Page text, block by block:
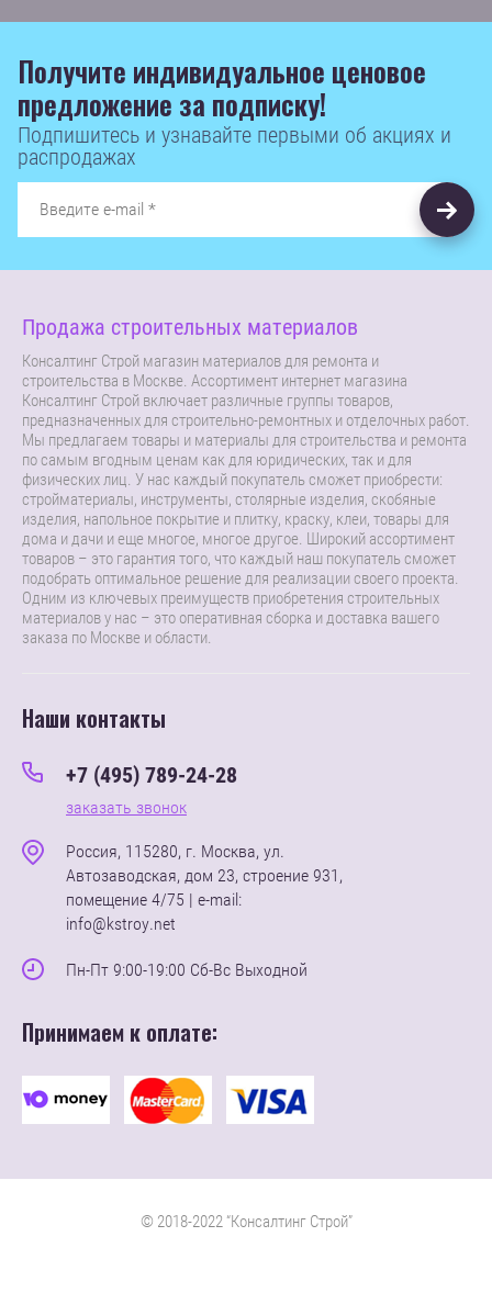
Получите индивидуальное ценовое
предложение за подписку!
Подпишитесь и узнавайте первыми об акциях и
распродажах
Продажа строительных материалов
Консалтинг Строй магазин материалов для ремонта и
строительства в Москве. Ассортимент интернет магазина
Консалтинг Строй включает различные группы товаров,
предназначенных для строительно-ремонтных и отделочных работ.
Мы предлагаем товары и материалы для строительства и ремонта
по самым вгодным ценам как для юридических, так и для
физических лиц. У нас каждый покупатель сможет приобрести:
стройматериалы, инструменты, столярные изделия, скобяные
изделия, напольное покрытие и плитку, краску, клеи, товары для
дома и дачи и еще многое, многое другое. Широкий ассортимент
товаров – это гарантия того, что каждый наш покупатель сможет
подобрать оптимальное решение для реализации своего проекта.
Одним из ключевых преимуществ приобретения строительных
материалов у нас – это оперативная сборка и доставка вашего
заказа по Москве и области.
Наши контакты
+7 (495) 789-24-28
заказать звонок
Россия, 115280, г. Москва, ул.
Автозаводская, дом 23, строение 931,
помещение 4/75 | e-mail:
info@kstroy.net
Пн-Пт 9:00-19:00 Сб-Вс Выходной
Принимаем к оплате:
© 2018-2022 “Консалтинг Строй”